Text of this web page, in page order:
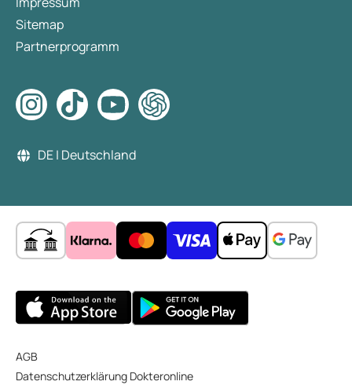
Sitemap
Partnerprogramm
DE | Deutschland
AGB
Datenschutzerklärung Dokteronline